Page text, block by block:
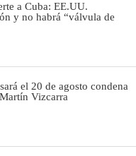
a Cuba: EE.UU.
y no habrá “válvula de
el 20 de agosto condena
Vizcarra